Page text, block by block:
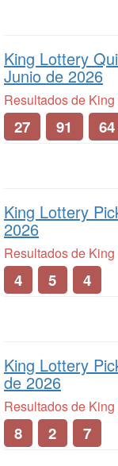
King Lottery
Junio de 2026
Resultados de
27 91 64
King Lottery
2026
Resultados de
4 5 4
King Lottery
de 2026
Resultados de
8 2 7